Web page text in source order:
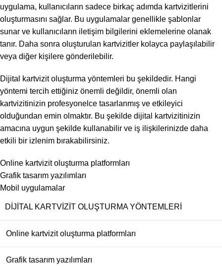
uygulama, kullanıcıların sadece birkaç adımda kartvizitlerini
oluşturmasını sağlar. Bu uygulamalar genellikle şablonlar
sunar ve kullanıcıların iletişim bilgilerini eklemelerine olanak
tanır. Daha sonra oluşturulan kartvizitler kolayca paylaşılabilir
veya diğer kişilere gönderilebilir.
Dijital kartvizit oluşturma yöntemleri bu şekildedir. Hangi
yöntemi tercih ettiğiniz önemli değildir, önemli olan
kartvizitinizin profesyonelce tasarlanmış ve etkileyici
olduğundan emin olmaktır. Bu şekilde dijital kartvizitinizin
amacına uygun şekilde kullanabilir ve iş ilişkilerinizde daha
etkili bir izlenim bırakabilirsiniz.
Online kartvizit oluşturma platformları
Grafik tasarım yazılımları
Mobil uygulamalar
DIJITAL KARTVIZIT OLUŞTURMA YÖNTEMLERI
Online kartvizit oluşturma platformları
Grafik tasarım yazılımları